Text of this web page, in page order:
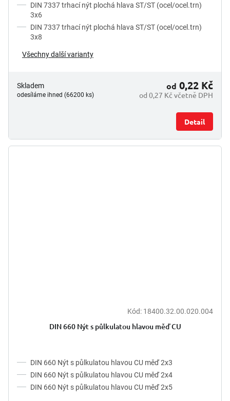
DIN 7337 trhací nýt plochá hlava ST/ST (ocel/ocel.trn)
3x6
DIN 7337 trhací nýt plochá hlava ST/ST (ocel/ocel.trn)
3x8
Všechny další varianty
Skladem
odesíláme ihned (66200 ks) od 0,27 Kč včetně DPH
od 0,22 Kč
Detail
Kód: 18400.32.00.020.004
DIN 660 Nýt s půlkulatou hlavou měď CU
DIN 660 Nýt s půlkulatou hlavou CU měď 2x3
DIN 660 Nýt s půlkulatou hlavou CU měď 2x4
DIN 660 Nýt s půlkulatou hlavou CU měď 2x5